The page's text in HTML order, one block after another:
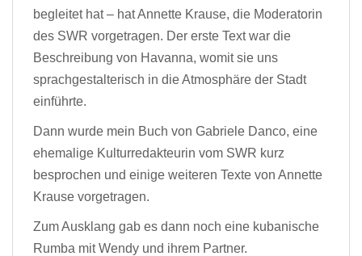
begleitet hat – hat Annette Krause, die Moderatorin
des SWR vorgetragen. Der erste Text war die
Beschreibung von Havanna, womit sie uns
sprachgestalterisch in die Atmosphäre der Stadt
einführte.
Dann wurde mein Buch von Gabriele Danco, eine
ehemalige Kulturredakteurin vom SWR kurz
besprochen und einige weiteren Texte von Annette
Krause vorgetragen.
Zum Ausklang gab es dann noch eine kubanische
Rumba mit Wendy und ihrem Partner.